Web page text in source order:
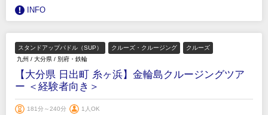
INFO
スタンドアップパドル（SUP） クルーズ・クルージング
クルーズ
九州 / 大分県 / 別府・鉄輪
【大分県 日出町 糸ヶ浜】金輪島クルージングツア
ー ＜経験者向き＞
181分～240分
1人OK